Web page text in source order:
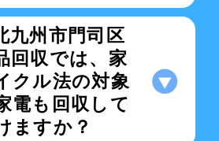
九州市門司区
回収では、家
クル法の対象
電も回収して
ますか？